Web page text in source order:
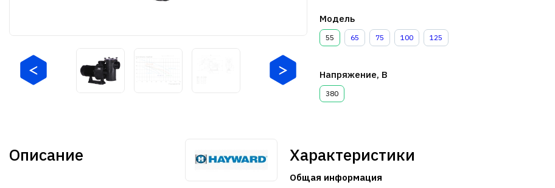
Модель
55 65 75 100 125
Напряжение, В
380
Описание Характеристики
Общая информация